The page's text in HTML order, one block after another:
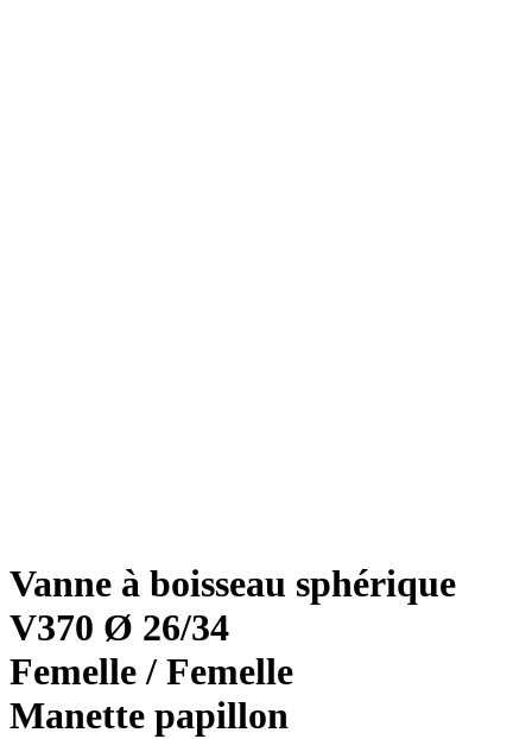
Vanne à boisseau sphérique
V370 Ø 26/34
Femelle / Femelle
Manette papillon